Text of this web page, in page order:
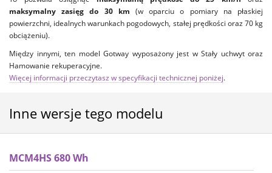
maksymalny zasięg do 30 km (w oparciu o pomiary na płaskiej
powierzchni, idealnych warunkach pogodowych, stałej prędkości oraz 70 kg
obciążeniu).
Między innymi, ten model Gotway wyposażony jest w Stały uchwyt oraz
Hamowanie rekuperacyjne.
Więcej informacji przeczytasz w specyfikacji technicznej poniżej.
Inne wersje tego modelu
MCM4HS 680 Wh